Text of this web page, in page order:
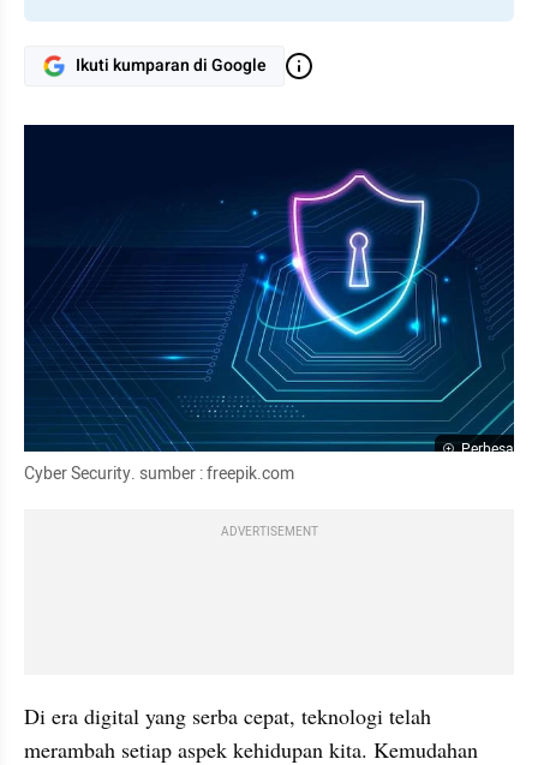
Ikuti kumparan di Google
Perbesar
Cyber Security. sumber : freepik.com
ADVERTISEMENT
Di era digital yang serba cepat, teknologi telah
merambah setiap aspek kehidupan kita. Kemudahan